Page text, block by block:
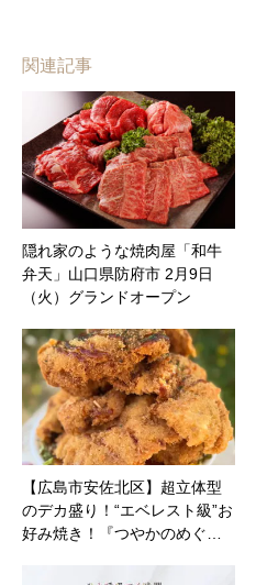
関連記事
隠れ家のような焼肉屋「和牛
弁天」山口県防府市 2月9日
（火）グランドオープン
【広島市安佐北区】超立体型
のデカ盛り！“エベレスト級”お
好み焼き！『つやかのめぐ…